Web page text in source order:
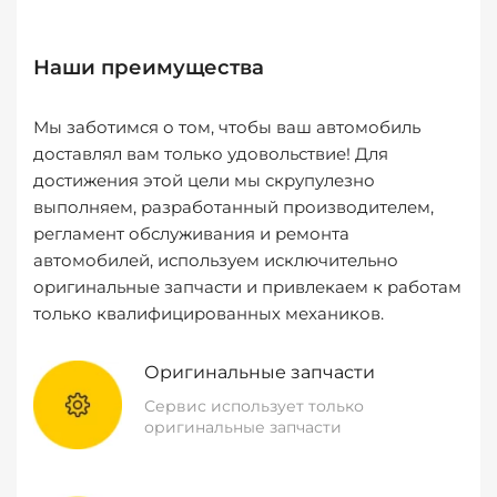
Наши преимущества
Мы заботимся о том, чтобы ваш автомобиль
доставлял вам только удовольствие! Для
достижения этой цели мы скрупулезно
выполняем, разработанный производителем,
регламент обслуживания и ремонта
автомобилей, используем исключительно
оригинальные запчасти и привлекаем к работам
только квалифицированных механиков.
Оригинальные запчасти
Сервис использует только
оригинальные запчасти